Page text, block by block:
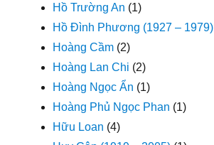
Hồ Trường An (1)
Hồ Đình Phương (1927 – 1979)
Hoàng Cầm (2)
Hoàng Lan Chi (2)
Hoàng Ngọc Ẩn (1)
Hoàng Phủ Ngọc Phan (1)
Hữu Loan (4)